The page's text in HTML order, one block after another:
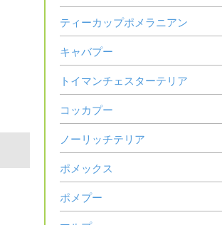
ティーカップポメラニアン
キャバプー
トイマンチェスターテリア
コッカプー
ノーリッチテリア
ポメックス
ポメプー